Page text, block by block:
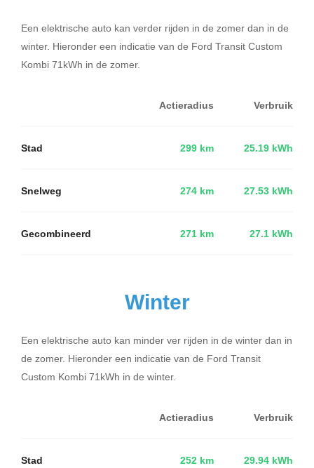
Een elektrische auto kan verder rijden in de zomer dan in de
winter. Hieronder een indicatie van de Ford Transit Custom
Kombi 71kWh in de zomer.
Actieradius Verbruik
Stad 299 km 25.19 kWh
Snelweg 274 km 27.53 kWh
Gecombineerd 271 km 27.1 kWh
Winter
Een elektrische auto kan minder ver rijden in de winter dan in
de zomer. Hieronder een indicatie van de Ford Transit
Custom Kombi 71kWh in de winter.
Actieradius Verbruik
Stad 252 km 29.94 kWh